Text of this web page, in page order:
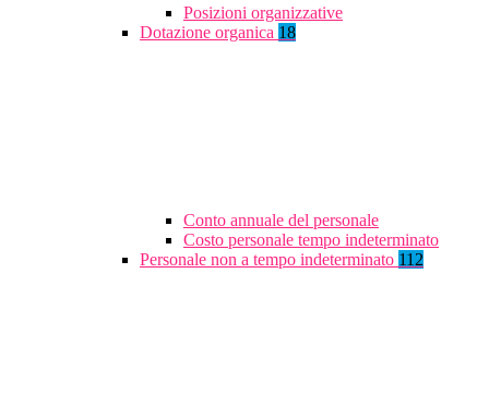
Posizioni organizzative
Dotazione organica 18
Conto annuale del personale
Costo personale tempo indeterminato
Personale non a tempo indeterminato 112